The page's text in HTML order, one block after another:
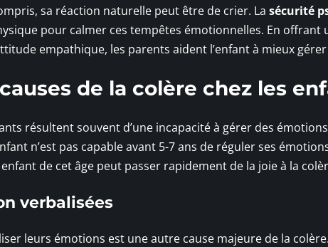
sa réaction naturelle peut être de crier. La sécurité
pour calmer ces tempêtes émotionnelles. En offrant
empathique, les parents aident l’enfant à mieux
de la colère chez les
résultent souvent d’une incapacité à gérer des
n’est pas capable avant 5-7 ans de réguler ses
de cet âge peut passer rapidement de la joie à la
verbalisées
leurs émotions est une autre cause majeure de la